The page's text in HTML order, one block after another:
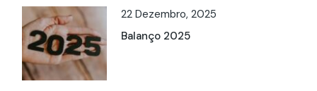
22 Dezembro, 2025
Balanço 2025